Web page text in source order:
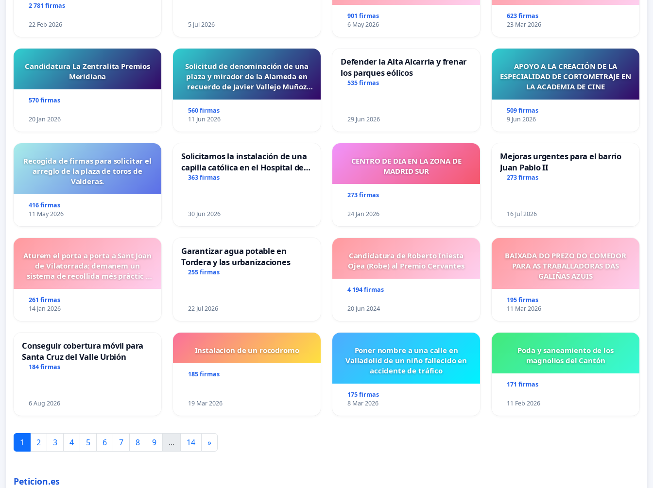
2 781 firmas
22 Feb 2026 5 Jul 2026
901 firmas
6 May 2026
623 firmas
23 Mar 2026
Candidatura La Zentralita Premios
Meridiana
570 firmas
20 Jan 2026
Solicitud de denominación de una
plaza y mirador de la Alameda en
recuerdo de Javier Vallejo Muñoz
560 firmas
11 Jun 2026
Defender la Alta Alcarria y frenar
los parques eólicos
535 firmas
29 Jun 2026
APOYO A LA CREACIÓN DE LA
ESPECIALIDAD DE CORTOMETRAJE EN
LA ACADEMIA DE CINE
509 firmas
9 Jun 2026
Recogida de firmas para solicitar el
arreglo de la plaza de toros de
Valderas.
416 firmas
11 May 2026
Solicitamos la instalación de una
capilla católica en el Hospital de
Alcañiz
363 firmas
30 Jun 2026
CENTRO DE DIA EN LA ZONA DE
MADRID SUR
273 firmas
24 Jan 2026
Mejoras urgentes para el barrio
Juan Pablo II
273 firmas
16 Jul 2026
Aturem el porta a porta a Sant Joan
de Vilatorrada: demanem un
sistema de recollida més pràctic i
261 firmas
14 Jan 2026
Garantizar agua potable en
Tordera y las urbanizaciones
255 firmas
22 Jul 2026
Candidatura de Roberto Iniesta
Ojea (Robe) al Premio Cervantes
4 194 firmas
20 Jun 2024
BAIXADA DO PREZO DO COMEDOR
PARA AS TRABALLADORAS DAS
GALIÑAS AZUIS
195 firmas
11 Mar 2026
Conseguir cobertura móvil para
Santa Cruz del Valle Urbión
184 firmas
6 Aug 2026
Instalacion de un rocodromo
185 firmas
19 Mar 2026
Poner nombre a una calle en
Valladolid de un niño fallecido en
accidente de tráfico
175 firmas
8 Mar 2026
Poda y saneamiento de los
magnolios del Cantón
171 firmas
11 Feb 2026
1 2 3 4 5 6 7 8 9 ... 14 »
Peticion.es